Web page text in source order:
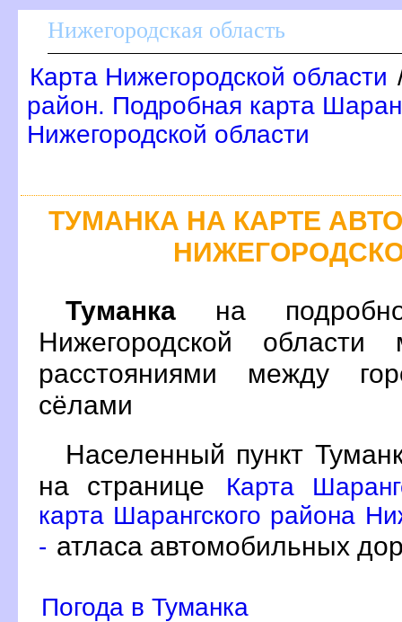
Нижегородская область
Карта Нижегородской области
район. Подробная карта
Нижегородской области
ТУМАНКА НА КАРТЕ
Туманка на
Нижегородской
расстояниями между
сёлами
Населенный пункт
на странице
Карта
карта Шарангского района
- атласа автомобильных
Погода в Туманка